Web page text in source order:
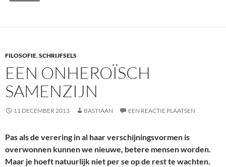
FILOSOFIE,SCHRIJFSELS
EEN ONHEROÏSCH
SAMENZIJN
11 DECEMBER 2013 BASTIAAN EEN REACTIE PLAATSEN
Pas als de verering in al haar verschijningsvormen is
overwonnen kunnen we nieuwe, betere mensen worden.
Maar je hoeft natuurlijk niet per se op de rest te wachten.